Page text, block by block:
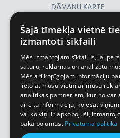
DĀVANU KARTE
PIRMSLĪGUMA
INFORMĀCIJA,
LĪGUMS,
CEĻOJUMU
APDROŠINĀŠANA
VĪZU ANKETAS
Piemiņas istaba
Šajā tīmekļa vietnē
izmantoti sīkfaili
Mēs izmantojam sīkfailus, lai
saturu, reklāmas un analizētu
Mēs arī kopīgojam informāciju
lietojat mūsu vietni ar mūsu
analītikas partneriem, kuri to var
ar citu informāciju, ko esat
vai ko viņi ir apkopojuši,
pakalpojumus. Privātuma politika